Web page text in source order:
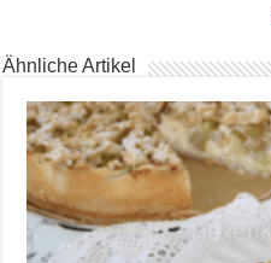
Ähnliche Artikel